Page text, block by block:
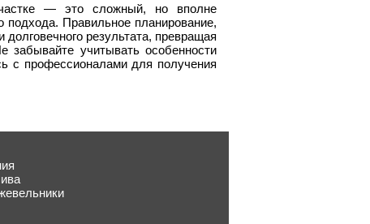
— это сложный, но вполне
подхода. Правильное планирование,
результата, превращая
учитывать особенности
с профессионалами для получения